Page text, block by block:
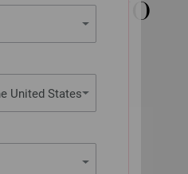
United States
PEQUEÑO